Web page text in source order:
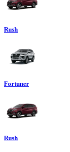
Rush
Fortuner
Rush